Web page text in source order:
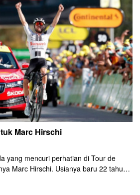
(10/9) malam.
Marc Hirschi
yang mencuri perhatian di Tour de
Marc Hirschi. Usianya baru 22 tahun.